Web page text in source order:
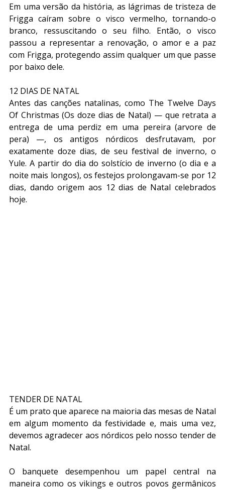
Em uma versão da história, as lágrimas de tristeza de
Frigga caíram sobre o visco vermelho, tornando-o
branco, ressuscitando o seu filho. Então, o visco
passou a representar a renovação, o amor e a paz
com Frigga, protegendo assim qualquer um que passe
por baixo dele.
12 DIAS DE NATAL
Antes das canções natalinas, como The Twelve Days
Of Christmas (Os doze dias de Natal) — que retrata a
entrega de uma perdiz em uma pereira (arvore de
pera) —, os antigos nórdicos desfrutavam, por
exatamente doze dias, de seu festival de inverno, o
Yule. A partir do dia do solstício de inverno (o dia e a
noite mais longos), os festejos prolongavam-se por 12
dias, dando origem aos 12 dias de Natal celebrados
hoje.
TENDER DE NATAL
É um prato que aparece na maioria das mesas de Natal
em algum momento da festividade e, mais uma vez,
devemos agradecer aos nórdicos pelo nosso tender de
Natal.
O banquete desempenhou um papel central na
maneira como os vikings e outros povos germânicos